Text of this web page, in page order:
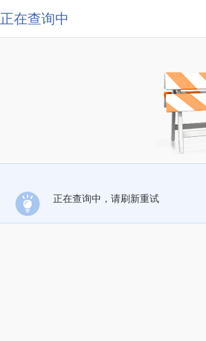
正在查询中
正在查询中，请刷新重试